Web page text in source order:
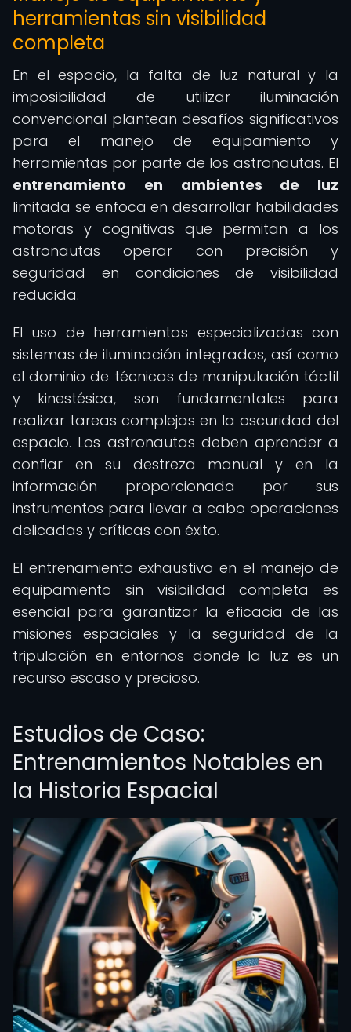
herramientas sin visibilidad
completa
En el espacio, la falta de luz natural y la
imposibilidad de utilizar iluminación
convencional plantean desafíos significativos
para el manejo de equipamiento y
herramientas por parte de los astronautas. El
entrenamiento en ambientes de luz
limitada se enfoca en desarrollar habilidades
motoras y cognitivas que permitan a los
astronautas operar con precisión y
seguridad en condiciones de visibilidad
reducida.
El uso de herramientas especializadas con
sistemas de iluminación integrados, así como
el dominio de técnicas de manipulación táctil
y kinestésica, son fundamentales para
realizar tareas complejas en la oscuridad del
espacio. Los astronautas deben aprender a
confiar en su destreza manual y en la
información proporcionada por sus
instrumentos para llevar a cabo operaciones
delicadas y críticas con éxito.
El entrenamiento exhaustivo en el manejo de
equipamiento sin visibilidad completa es
esencial para garantizar la eficacia de las
misiones espaciales y la seguridad de la
tripulación en entornos donde la luz es un
recurso escaso y precioso.
Estudios de Caso:
Entrenamientos Notables en
la Historia Espacial